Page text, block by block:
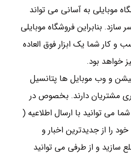
موبایلی به آسانی می تواند
بنابراین فروشگاه موبایلی
و کار شما یک ابزار فوق العاده
خواهد بود.
و وب موبایل ها پتانسیل
مشتریان دارند. بخصوص در
می توانید با ارسال اطلاعیه (
را از جدیدترین اخبار و
سازید و از طرفی می توانید